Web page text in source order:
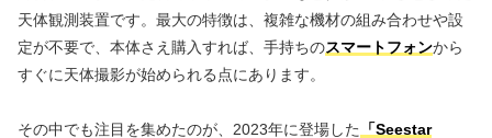
天体観測装置です。最大の特徴は、複雑な機材の組み合わせや設
定が不要で、本体さえ購入すれば、手持ちのスマートフォンから
すぐに天体撮影が始められる点にあります。
その中でも注目を集めたのが、2023年に登場した
「Seestar